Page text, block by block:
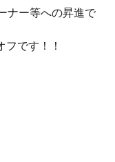
ナー等への昇進で
です！！